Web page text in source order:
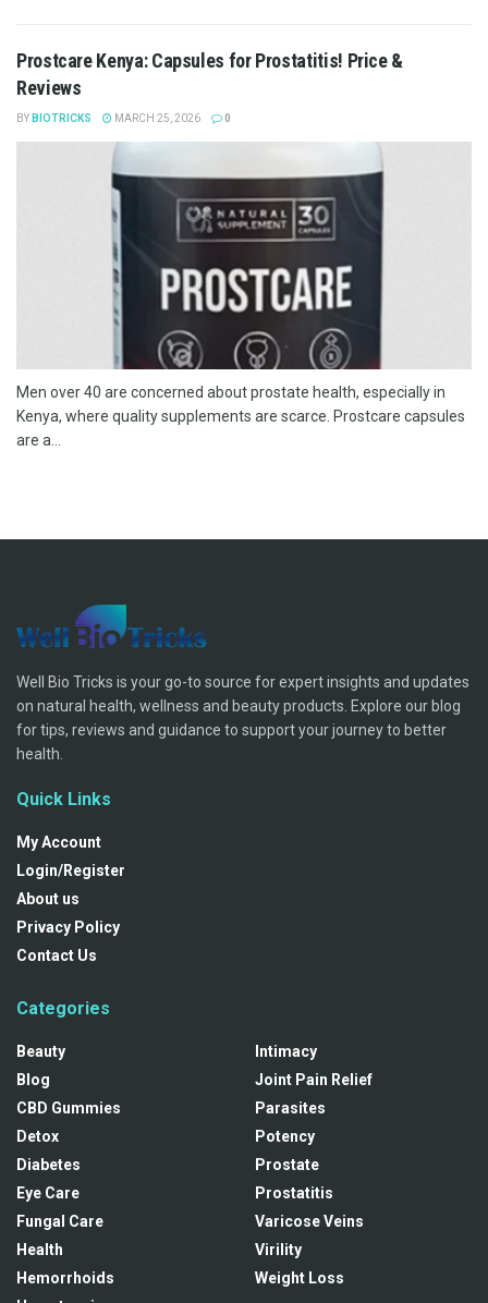
Prostcare Kenya: Capsules for Prostatitis! Price &
Reviews
BY BIOTRICKS MARCH 25, 2026 0
Men over 40 are concerned about prostate health, especially in
Kenya, where quality supplements are scarce. Prostcare capsules
are a...
Well Bio Tricks is your go-to source for expert insights and updates
on natural health, wellness and beauty products. Explore our blog
for tips, reviews and guidance to support your journey to better
health.
Quick Links
My Account
Login/Register
About us
Privacy Policy
Contact Us
Categories
Beauty
Blog
CBD Gummies
Detox
Diabetes
Eye Care
Fungal Care
Health
Hemorrhoids
Intimacy
Joint Pain Relief
Parasites
Potency
Prostate
Prostatitis
Varicose Veins
Virility
Weight Loss